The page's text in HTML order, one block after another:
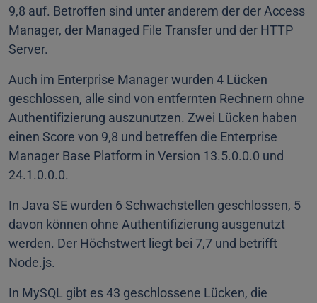
9,8 auf. Betroffen sind unter anderem der der Access
Manager, der Managed File Transfer und der HTTP
Server.
Auch im Enterprise Manager wurden 4 Lücken
geschlossen, alle sind von entfernten Rechnern ohne
Authentifizierung auszunutzen. Zwei Lücken haben
einen Score von 9,8 und betreffen die Enterprise
Manager Base Platform in Version 13.5.0.0.0 und
24.1.0.0.0.
In Java SE wurden 6 Schwachstellen geschlossen, 5
davon können ohne Authentifizierung ausgenutzt
werden. Der Höchstwert liegt bei 7,7 und betrifft
Node.js.
In MySQL gibt es 43 geschlossene Lücken, die